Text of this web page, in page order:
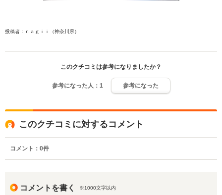
投稿者：ｎａｇｉｉ（神奈川県）
このクチコミは参考になりましたか？
参考になった人： 1 参考になった
このクチコミに対するコメント
コメント： 0件
コメントを書く ※1000文字以内